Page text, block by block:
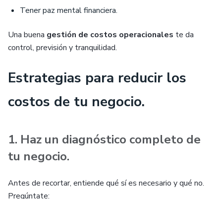
Tener paz mental financiera.
Una buena gestión de costos operacionales te da
control, previsión y tranquilidad.
Estrategias para reducir los
costos de tu negocio.
1. Haz un diagnóstico completo de
tu negocio.
Antes de recortar, entiende qué sí es necesario y qué no.
Pregúntate: